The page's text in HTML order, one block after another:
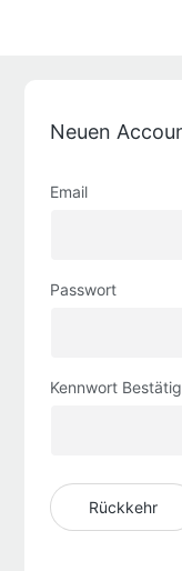
Neuen
Email
Passwort
Kennwort
Rückkehr